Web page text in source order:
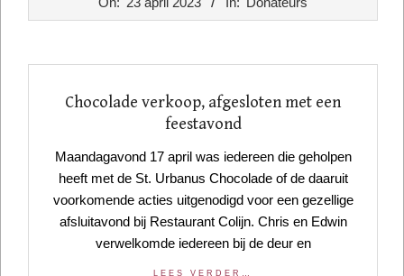
Chocolade verkoop, afgesloten met een
feestavond
Maandagavond 17 april was iedereen die geholpen
heeft met de St. Urbanus Chocolade of de daaruit
voorkomende acties uitgenodigd voor een gezellige
afsluitavond bij Restaurant Colijn. Chris en Edwin
verwelkomde iedereen bij de deur en
LEES VERDER…